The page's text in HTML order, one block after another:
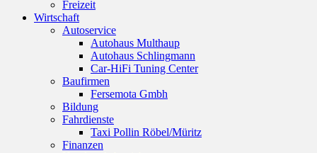
Freizeit
Wirtschaft
Autoservice
Autohaus Multhaup
Autohaus Schlingmann
Car-HiFi Tuning Center
Baufirmen
Fersemota Gmbh
Bildung
Fahrdienste
Taxi Pollin Röbel/Müritz
Finanzen